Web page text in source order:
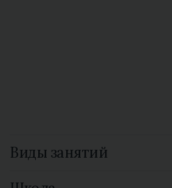
Виды занятий